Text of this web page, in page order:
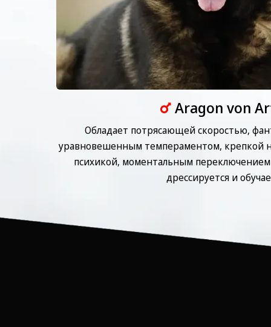
Aragon von
Обладает потрясающей скоростью,
уравновешенным темпераментом, крепкой
психикой, моментальным
дрессируется и